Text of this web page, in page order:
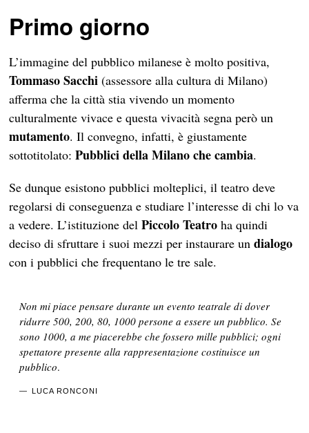
Primo giorno
L’immagine del pubblico milanese è molto positiva,
Tommaso Sacchi (assessore alla cultura di Milano)
afferma che la città stia vivendo un momento
culturalmente vivace e questa vivacità segna però un
mutamento. Il convegno, infatti, è giustamente
sottotitolato:Pubblici della Milano che cambia.
Se dunque esistono pubblici molteplici, il teatro deve
regolarsi di conseguenza e studiare l’interesse di chi lo va
a vedere. L’istituzione delPiccolo Teatroha quindi
deciso di sfruttare i suoi mezzi per instaurare undialogo
con i pubblici che frequentano le tre sale.
Non mi piace pensare durante un evento teatrale di dover
ridurre 500, 200, 80, 1000 persone a essere un pubblico. Se
sono 1000, a me piacerebbe che fossero mille pubblici; ogni
spettatore presente alla rappresentazione costituisce un
pubblico.
LUCA RONCONI